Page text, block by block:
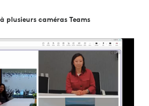
plusieurs caméras Teams
Intelligent de Zoom